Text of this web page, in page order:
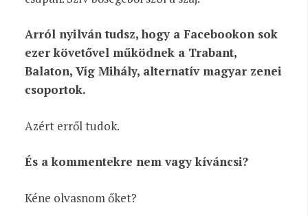
Arról nyilván tudsz, hogy a Facebookon sok
ezer követővel működnek a Trabant,
Balaton, Víg Mihály, alternatív magyar zenei
csoportok.
Azért erről tudok.
És a kommentekre nem vagy kíváncsi?
Kéne olvasnom őket?